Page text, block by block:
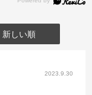
新しい順
2023.9.30